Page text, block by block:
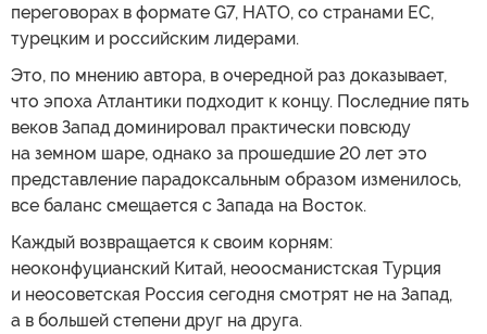
переговорах в формате G7, НАТО, со странами ЕС,
турецким и российским лидерами.
Это, по мнению автора, в очередной раз доказывает,
что эпоха Атлантики подходит к концу. Последние пять
веков Запад доминировал практически повсюду
на земном шаре, однако за прошедшие 20 лет это
представление парадоксальным образом изменилось,
все баланс смещается с Запада на Восток.
Каждый возвращается к своим корням:
неоконфуцианский Китай, неоосманистская Турция
и неосоветская Россия сегодня смотрят не на Запад,
а в большей степени друг на друга.